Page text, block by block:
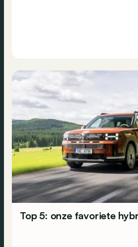
Top 5: onze favoriete